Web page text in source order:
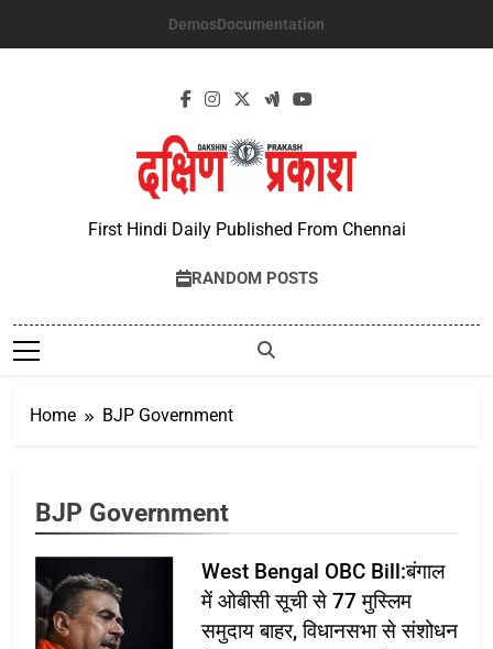
DemosDocumentation
First Hindi Daily Published From Chennai
RANDOM POSTS
Home BJP Government
BJP Government
West Bengal OBC Bill:बंगाल
में ओबीसी सूची से 77 मुस्लिम
समुदाय बाहर, विधानसभा से संशोधन